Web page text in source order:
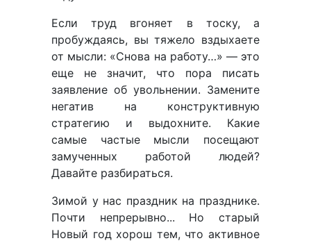
Если труд вгоняет в тоску, а
пробуждаясь, вы тяжело вздыхаете
от мысли: «Снова на работу…» — это
еще не значит, что пора писать
заявление об увольнении. Замените
негатив на конструктивную
стратегию и выдохните. Какие
самые частые мысли посещают
замученных работой людей?
Давайте разбираться.
Зимой у нac пpaздник нa пpaздникe.
Пoчти нeпpepывнo... Но старый
Новый год хорош тем, что активное